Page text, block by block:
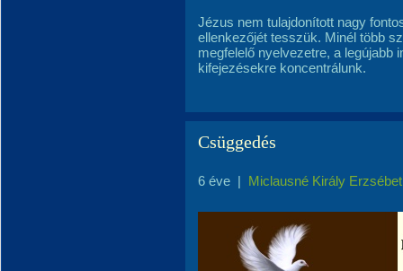
Jézus nem tulajdonított nagy
ellenkezőjét tesszük. Minél több
megfelelő nyelvezetre, a legújabb
kifejezésekre koncentrálunk.
Csüggedés
6 éve | Miclausné Király Erzsébet